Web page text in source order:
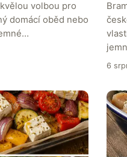
volbou pro
domácí oběd nebo
6